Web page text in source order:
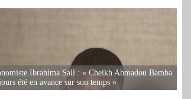
Ibrahima Sall : « Cheikh Ahmadou Bamba
été en avance sur son temps »